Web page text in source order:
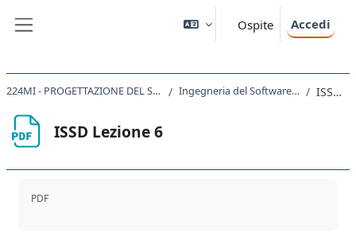
Ospite Accedi
224MI - PROGETTAZIONE DEL SOFTWARE E DEI SISTEMI INFORMATIVI 2021 Ingegneria del Software 3 - Test e Collaudo, Repository ISSD Lezione 6
ISSD Lezione 6
PDF